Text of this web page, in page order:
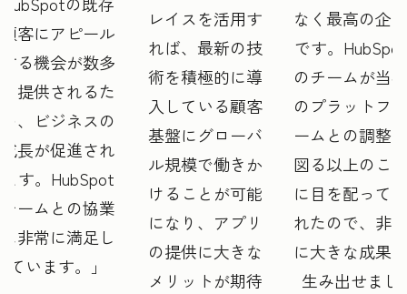
顧客にアピール
する機会が数多
く提供されるた
め、ビジネスの
成長が促進され
ます。HubSpot
チームとの協業
に非常に満足し
ています。
レイスを活用す
れば、最新の技
術を積極的に導
入している顧客
基盤にグローバ
ル規模で働きか
けることが可能
になり、アプリ
の提供に大きな
メリットが期待
なく最高の企業
です。HubSpot
のチームが当社
のプラットフォ
ームとの調整を
図る以上のこと
に目を配ってく
れたので、非常
に大きな成果を
生み出せまし